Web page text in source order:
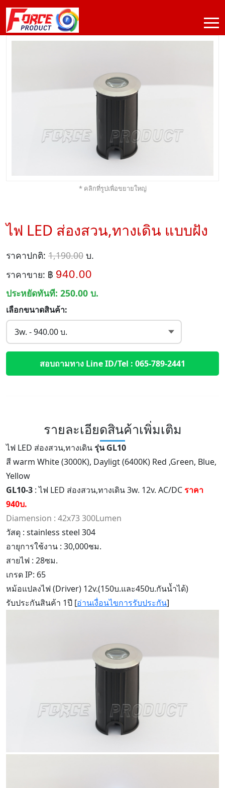
* คลิกที่รูปเพื่อขยายใหญ่
ไฟ LED ส่องสวน,ทางเดิน แบบฝัง
ราคาปกติ: 1,190.00 บ.
ราคาขาย: ฿ 940.00
ประหยัดทันที: 250.00 บ.
เลือกขนาดสินค้า:
สอบถามทาง Line ID/Tel : 065-789-2441
รายละเอียดสินค้าเพิ่มเติม
ไฟ LED ส่องสวน,ทางเดิน รุ่น GL10
สี warm White (3000K), Dayligt (6400K) Red ,Green, Blue,
Yellow
GL10-3 : ไฟ LED ส่องสวน,ทางเดิน 3w. 12v. AC/DCราคา
940บ.
Diamension : 42x73 300Lumen
วัสดุ : stainless steel 304
อายุการใช้งาน : 30,000ชม.
สายไฟ : 28ซม.
เกรด IP: 65
หม้อแปลงไฟ (Driver) 12v.(150บ.และ450บ.กันน้ำได้)
รับประกันสินค้า 1ปี [อ่านเงื่อนไขการรับประกัน]